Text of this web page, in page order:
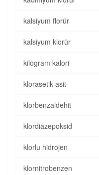
kalsiyum florür
kalsiyum klorür
kilogram kalori
klorasetik asit
klorbenzaldehit
klordiazepoksid
klorlu hidrojen
klornitrobenzen